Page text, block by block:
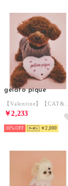
gelato pique
￥2,233
30% ￥2,000